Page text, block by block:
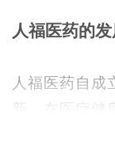
人福医药的
人福医药自成
新，在医疗健
2016年成功